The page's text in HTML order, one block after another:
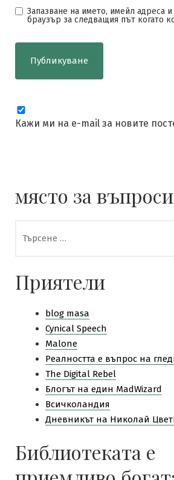
Запазване на името, имейл адреса
браузър за следващия път когато
Кажи ми на e-mail за новите
място за въпроси
за:
Приятели
blog masa
Cynical Speech
Malone
Pеалността е въпрос на
The Digital Rebel
Блогът на един MadWizard
Всичколандия
Дневникът на Николай
Библиотеката е